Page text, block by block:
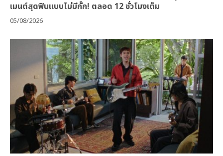
เมนต์สุดฟินแบบไม่มีกั๊ก! ตลอด 12 ชั่วโมงเต็ม
05/08/2026